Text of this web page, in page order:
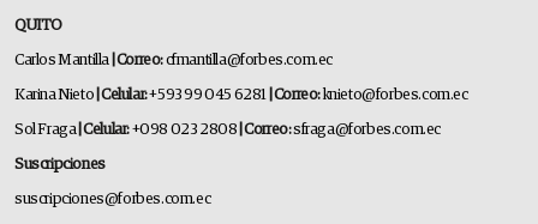
QUITO
Carlos Mantilla | Correo:cfmantilla@forbes.com.ec
Karina Nieto | Celular:+593 99 045 6281 | Correo:knieto@forbes.com.ec
Sol Fraga| Celular:+098 023 2808 | Correo:sfraga@forbes.com.ec
Suscripciones
suscripciones@forbes.com.ec